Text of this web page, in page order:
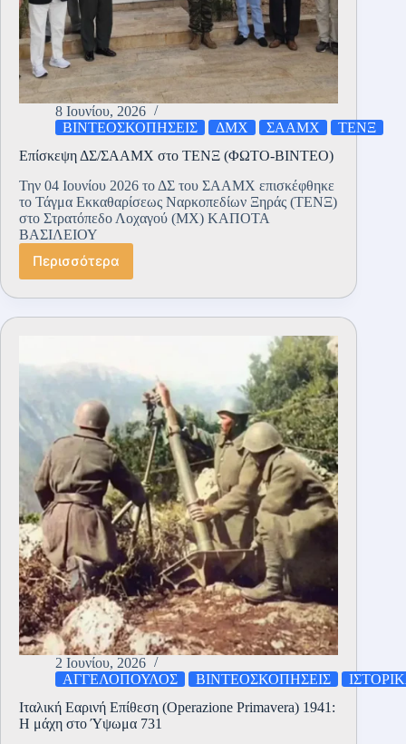
8 Ιουνίου, 2026
ΒΙΝΤΕΟΣΚΟΠΗΣΕΙΣ
ΔΜΧ ΣΑΑΜΧ
ΤΕΝΞ
Επίσκεψη ΔΣ/ΣΑΑΜΧ στο ΤΕΝΞ (ΦΩΤΟ-ΒΙΝΤΕΟ)
Την 04 Ιουνίου 2026 το ΔΣ του ΣΑΑΜΧ επισκέφθηκε
το Τάγμα Εκκαθαρίσεως Ναρκοπεδίων Ξηράς (ΤΕΝΞ)
στο Στρατόπεδο Λοχαγού (ΜΧ) ΚΑΠΟΤΑ
ΒΑΣΙΛΕΙΟΥ
Περισσότερα
Επίσκεψη
ΣΑΑΜΧ
στο
ΒΙΝΤΕΟ)
2 Ιουνίου, 2026
ΑΓΓΕΛΟΠΟΥΛΟΣ
ΒΙΝΤΕΟΣΚΟΠΗΣΕΙΣ
Ιταλική Εαρινή Επίθεση (Operazione Primavera) 1941:
Η μάχη στο Ύψωμα 731